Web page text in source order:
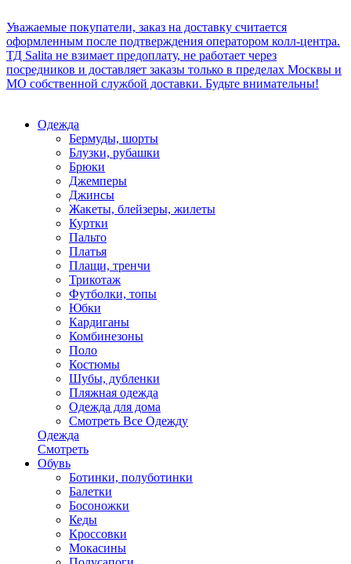
Уважаемые покупатели, заказ на доставку считается
оформленным после подтверждения оператором колл-центра.
ТД Salita не взимает предоплату, не работает через
посредников и доставляет заказы только в пределах Москвы и
МО собственной службой доставки. Будьте внимательны!
Одежда
Бермуды, шорты
Блузки, рубашки
Брюки
Джемперы
Джинсы
Жакеты, блейзеры, жилеты
Куртки
Пальто
Платья
Плащи, тренчи
Трикотаж
Футболки, топы
Юбки
Кардиганы
Комбинезоны
Поло
Костюмы
Шубы, дубленки
Пляжная одежда
Одежда для дома
Смотреть Все Одежду
Одежда
Смотреть
Обувь
Ботинки, полуботинки
Балетки
Босоножки
Кеды
Кроссовки
Мокасины